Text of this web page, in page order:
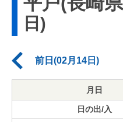
日)
前日(02月14日)
月日
日の出/入